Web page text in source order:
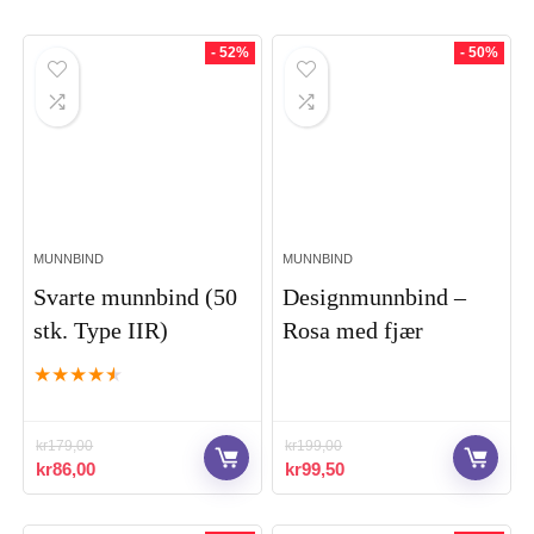
- 52%
MUNNBIND
Svarte munnbind (50
stk. Type IIR)
★★★★★
kr179,00
Opprinnelig
pris
kr86,00Nåværende
pris
- 50%
MUNNBIND
Designmunnbind –
Rosa med fjær
kr199,00
Opprinnelig
pris
kr99,50Nåværende
pris